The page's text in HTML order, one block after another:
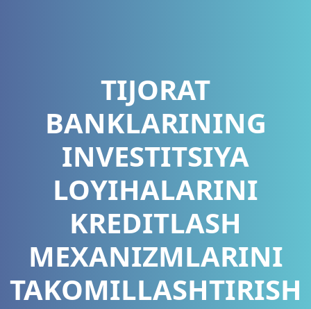
TIJORAT
BANKLARINING
INVESTITSIYA
LOYIHALARINI
KREDITLASH
MEXANIZMLARINI
TAKOMILLASHTIRISH